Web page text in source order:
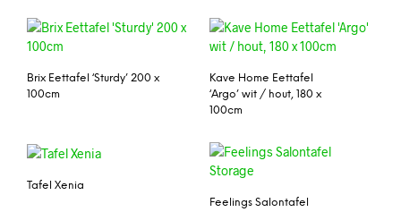
Brix Eettafel ‘Sturdy’ 200 x
100cm
Kave Home Eettafel
‘Argo’ wit / hout, 180 x
100cm
Tafel Xenia
Feelings Salontafel